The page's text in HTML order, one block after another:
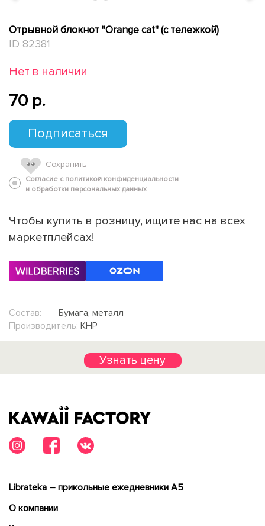
Отрывной блокнот "Orange cat" (с тележкой)
ID 82381
Нет в наличии
70 p.
Подписаться
Сохранить
Согласие с политикой конфиденциальности
и обработки персональных данных
Чтобы купить в розницу, ищите нас на всех
маркетплейсах!
Состав:
Бумага, металл
Производитель: КНР
Узнать цену
Librateka – прикольные ежедневники А5
О компании